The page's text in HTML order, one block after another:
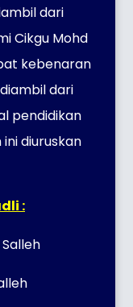
dari
Cikgu Mohd
kebenaran
dari
pendidikan
diuruskan
: